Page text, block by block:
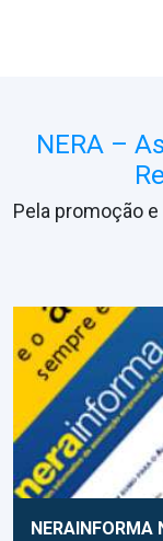
NERA –
Pela promoção
NERAINFORMA